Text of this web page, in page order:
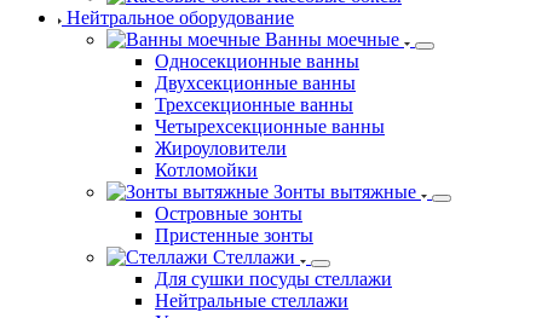
Нейтральное оборудование
Ванны моечные
Односекционные ванны
Двухсекционные ванны
Трехсекционные ванны
Четырехсекционные ванны
Жироуловители
Котломойки
Зонты вытяжные
Островные зонты
Пристенные зонты
Стеллажи
Для сушки посуды стеллажи
Нейтральные стеллажи